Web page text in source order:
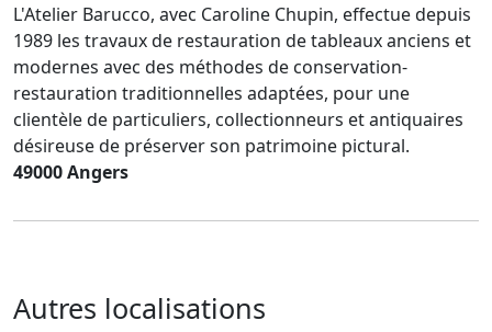
L'Atelier Barucco, avec Caroline Chupin, effectue depuis
1989 les travaux de restauration de tableaux anciens et
modernes avec des méthodes de conservation-
restauration traditionnelles adaptées, pour une
clientèle de particuliers, collectionneurs et antiquaires
désireuse de préserver son patrimoine pictural.
49000 Angers
Autres localisations